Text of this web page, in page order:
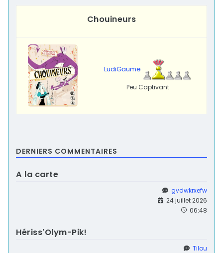
Chouineurs
LudiGaume
Peu Captivant
DERNIERS COMMENTAIRES
A la carte
gvdwkrxefw
24 juillet 2026
06:48
Hériss'Olym-Pik!
Tilou